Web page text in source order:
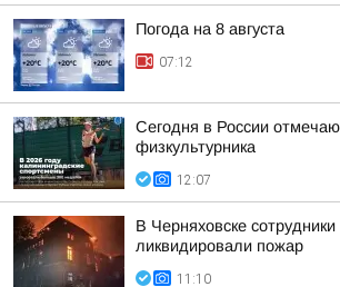
Погода на 8 августа
07:12
Сегодня в России
физкультурника
12:07
В Черняховске
ликвидировали пожар
11:10